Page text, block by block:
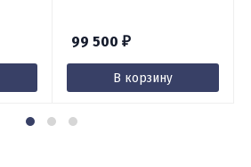
99 500 ₽
В корзину